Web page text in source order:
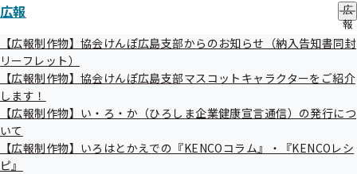
広報
広
報
の
サ
メ
ュ
【広報制作物】協会けんぽ広島支部からのお知らせ（納入告知書同封
リーフレット）
【広報制作物】協会けんぽ広島支部マスコットキャラクターをご紹介
します！
【広報制作物】い・ろ・か（ひろしま企業健康宣言通信）の発行につ
いて
【広報制作物】いろはとかえでの『KENCOコラム』・『KENCOレシ
ピ』
参考資料4 評議会のスケジュールについて
参考資料5 広島支部における加入者・事業所等の状況、
医療費の動向について
評議会配布資料等については、当時の資料番号・日付が
記載されている場合があります。ご了承ください。